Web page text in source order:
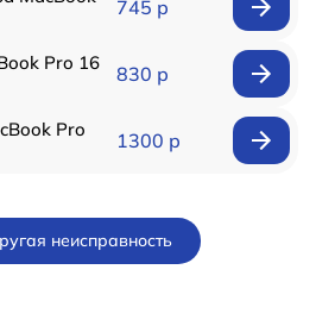
745 р
Pro 16
830 р
Pro
1300 р
неисправность